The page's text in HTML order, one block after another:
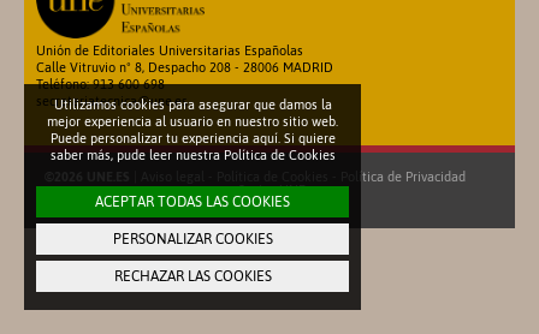
Unión de Editoriales Universitarias Españolas
Calle Vitruvio nº 8, Despacho 208 - 28006 MADRID
Teléfono: 913 600 698
secretariatecnica@une.es
Política de Privacidad
Socios UNE
Con el patrocinio de
Utilizamos cookies para asegurar que damos la
mejor experiencia al usuario en nuestro sitio web.
Puede personalizar tu experiencia aquí. Si quiere
saber más, pude leer nuestra Política de Cookies
ACEPTAR TODAS LAS COOKIES
PERSONALIZAR COOKIES
RECHAZAR LAS COOKIES